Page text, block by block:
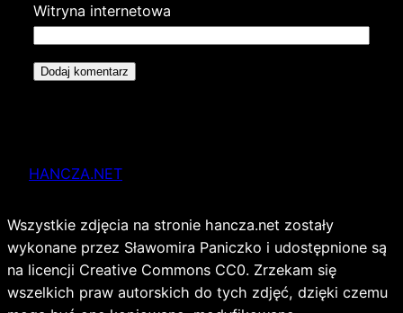
Witryna internetowa
HANCZA.NET
Wszystkie zdjęcia na stronie hancza.net zostały
wykonane przez Sławomira Paniczko i udostępnione są
na licencji Creative Commons CC0. Zrzekam się
wszelkich praw autorskich do tych zdjęć, dzięki czemu